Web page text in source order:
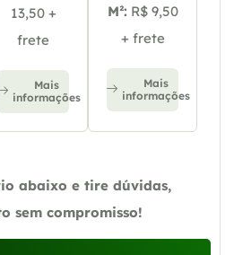
13,50 +
frete
Mais
informações
M²: R$ 9,50
+ frete
Mais
informações
abaixo e tire dúvidas,
sem compromisso!